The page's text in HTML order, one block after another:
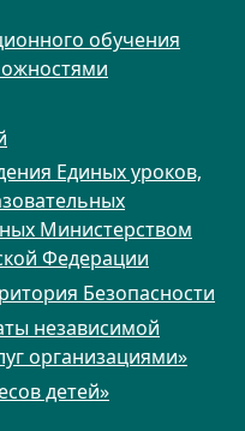
обучения
Единых уроков,
Министерством
Федерации
Безопасности
независимой
организациями»
детей»